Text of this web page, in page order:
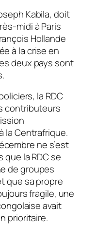
Kabila, doit
midi à Paris
Hollande
à la crise en
deux pays sont
la RDC
contributeurs
la Centrafrique.
ne s’est
que la RDC se
de groupes
que sa propre
fragile, une
avait
prioritaire.